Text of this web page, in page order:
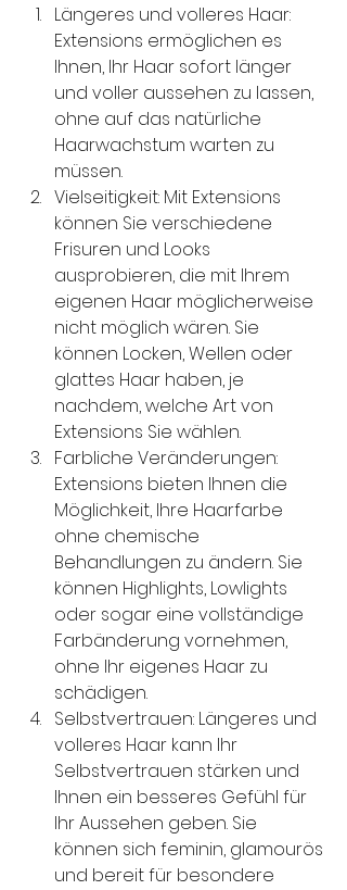
Längeres und volleres Haar:
Extensions ermöglichen es
Ihnen, Ihr Haar sofort länger
und voller aussehen zu lassen,
ohne auf das natürliche
Haarwachstum warten zu
müssen.
Vielseitigkeit: Mit Extensions
können Sie verschiedene
Frisuren und Looks
ausprobieren, die mit Ihrem
eigenen Haar möglicherweise
nicht möglich wären. Sie
können Locken, Wellen oder
glattes Haar haben, je
nachdem, welche Art von
Extensions Sie wählen.
Farbliche Veränderungen:
Extensions bieten Ihnen die
Möglichkeit, Ihre Haarfarbe
ohne chemische
Behandlungen zu ändern. Sie
können Highlights, Lowlights
oder sogar eine vollständige
Farbänderung vornehmen,
ohne Ihr eigenes Haar zu
schädigen.
Selbstvertrauen: Längeres und
volleres Haar kann Ihr
Selbstvertrauen stärken und
Ihnen ein besseres Gefühl für
Ihr Aussehen geben. Sie
können sich feminin, glamourös
und bereit für besondere